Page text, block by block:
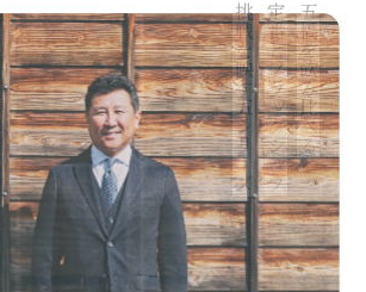
五橋を飲み比べる
定番とフラッグシップ
挑戦を映す五シリーズ